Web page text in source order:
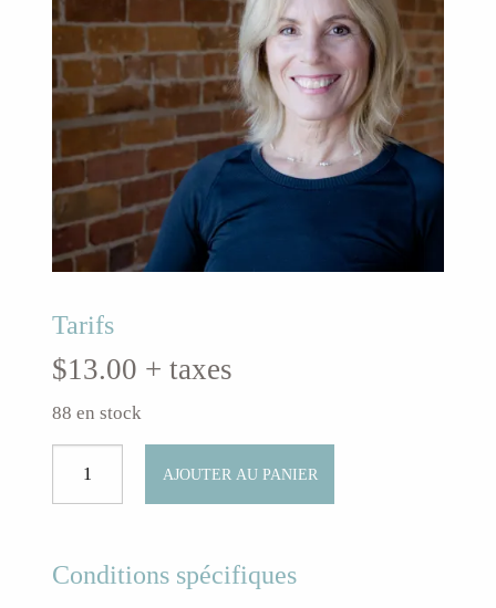
Tarifs
$13.00 + taxes
88 en stock
en
AJOUTER AU PANIER
Conditions spécifiques